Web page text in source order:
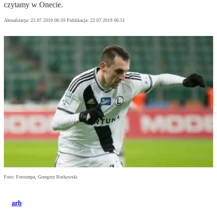
czytamy w Onecie.
Aktualizacja: 22.07.2019 06:59 Publikacja: 22.07.2019 06:51
Foto: Fotorzepa, Grzegorz Rutkowski
arb